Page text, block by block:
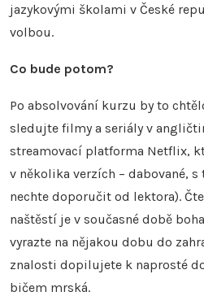
jazykovými školami v České
volbou.
Co bude potom?
Po absolvování kurzu by to
sledujte filmy a seriály v
streamovací platforma Netflix,
v několika verzích – dabované,
nechte doporučit od lektora).
naštěstí je v současné době
vyrazte na nějakou dobu do
znalosti dopilujete k naprosté
bičem mrská.